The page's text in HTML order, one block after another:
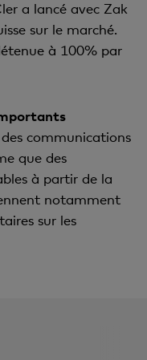
a lancé avec Zak
sur le marché.
à 100% par
communications
que des
à partir de la
notamment
sur les